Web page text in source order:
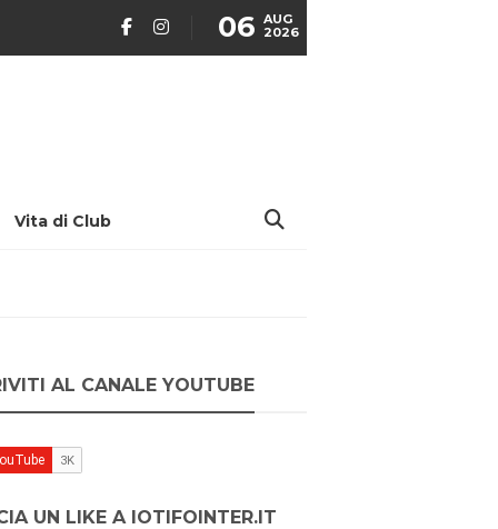
06 AUG
2026
Vita di Club
AL CANALE YOUTUBE
UN LIKE A IOTIFOINTER.IT